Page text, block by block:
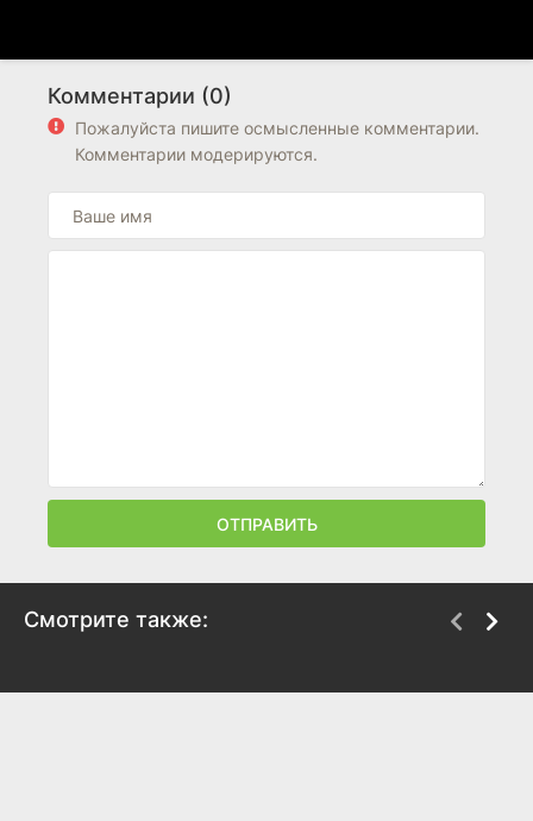
Комментарии (0)
Пожалуйста пишите осмысленные комментарии.
Комментарии модерируются.
ОТПРАВИТЬ
Смотрите также: